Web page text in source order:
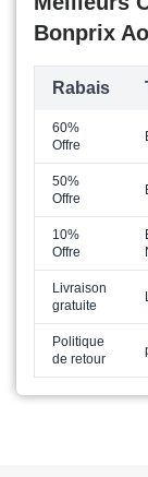
Bonprix
Rabais
60%
Offre
50%
Offre
10%
Offre
Livraison
gratuite
Politique
de retour